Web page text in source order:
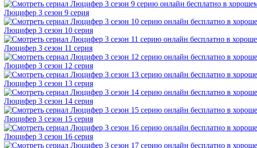
Люцифер 3 cезон 9 cерия
Люцифер 3 cезон 10 cерия
Люцифер 3 cезон 11 cерия
Люцифер 3 cезон 12 cерия
Люцифер 3 cезон 13 cерия
Люцифер 3 cезон 14 cерия
Люцифер 3 cезон 15 cерия
Люцифер 3 cезон 16 cерия